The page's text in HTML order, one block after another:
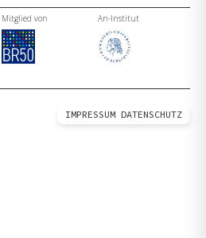
Mitglied von An-Institut
IMPRESSUM DATENSCHUTZ